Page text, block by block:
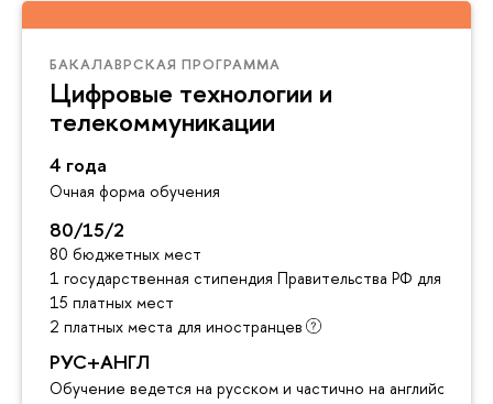
БАКАЛАВРСКАЯ ПРОГРАММА
Цифровые технологии и
телекоммуникации
4 года
Очная форма обучения
80/15/2
80 бюджетных мест
1 государственная стипендия Правительства РФ для
15 платных мест
2 платных места для иностранцев
РУС+АНГЛ
Обучение ведется на русском и частично на английском